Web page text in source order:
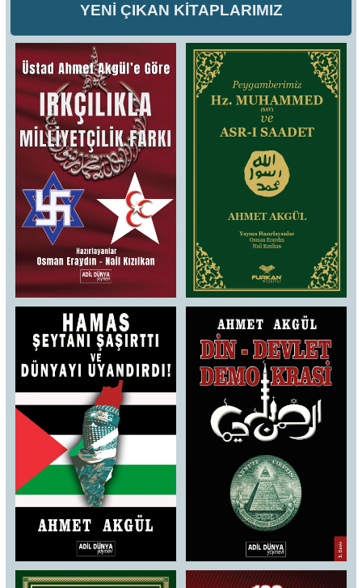
YENİ ÇIKAN KİTAPLARIMIZ